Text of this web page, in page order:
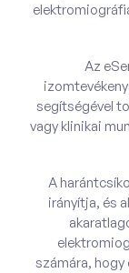
Az
segítségével
vagy klinikai
A
irányítja, és
számára,